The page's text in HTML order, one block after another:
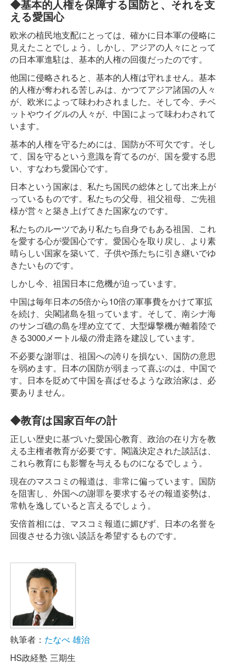
◆基本的人権を保障する国防と、それを支
える愛国心
欧米の植民地支配にとっては、確かに日本軍の侵略に
見えたことでしょう。しかし、アジアの人々にとって
の日本軍進駐は、基本的人権の回復だったのです。
他国に侵略されると、基本的人権は守れません。基本
的人権が奪われる苦しみは、かつてアジア諸国の人々
が、欧米によって味わわされました。そして今、チベ
ットやウイグルの人々が、中国によって味わわされて
います。
基本的人権を守るためには、国防が不可欠です。そし
て、国を守るという意識を育てるのが、国を愛する思
い、すなわち愛国心です。
日本という国家は、私たち国民の総体として出来上が
っているものです。私たちの父母、祖父祖母、ご先祖
様が営々と築き上げてきた国家なのです。
私たちのルーツであり私たち自身でもある祖国、これ
を愛する心が愛国心です。愛国心を取り戻し、より素
晴らしい国家を築いて、子供や孫たちに引き継いでゆ
きたいものです。
しかし今、祖国日本に危機が迫っています。
中国は毎年日本の5倍から10倍の軍事費をかけて軍拡
を続け、尖閣諸島を狙っています。そして、南シナ海
のサンゴ礁の島を埋め立てて、大型爆撃機が離着陸で
きる3000メートル級の滑走路を建設しています。
不必要な謝罪は、祖国への誇りを損ない、国防の意思
を弱めます。日本の国防が弱まって喜ぶのは、中国で
す。日本を貶めて中国を喜ばせるような政治家は、必
要ありません。
◆教育は国家百年の計
正しい歴史に基づいた愛国心教育、政治の在り方を教
える主権者教育が必要です。閣議決定された談話は、
これら教育にも影響を与えるものになるでしょう。
現在のマスコミの報道は、非常に偏っています。国防
を阻害し、外国への謝罪を要求するその報道姿勢は、
常軌を逸していると言えるでしょう。
安倍首相には、マスコミ報道に媚びず、日本の名誉を
回復させる力強い談話を希望するものです。
執筆者： たなべ 雄治
HS政経塾 三期生